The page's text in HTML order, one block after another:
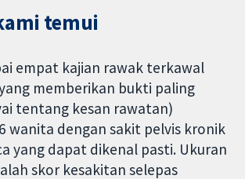
temui
empat kajian rawak terkawal
memberikan bukti paling
tentang kesan rawatan)
wanita dengan sakit pelvis kronik
yang dapat dikenal pasti. Ukuran
skor kesakitan selepas